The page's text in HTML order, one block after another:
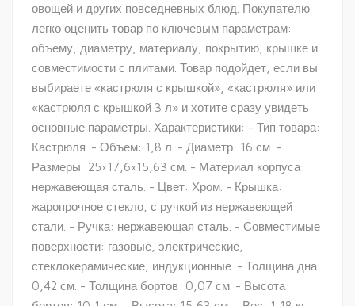
овощей и других повседневных блюд. Покупателю
легко оценить товар по ключевым параметрам:
объему, диаметру, материалу, покрытию, крышке и
совместимости с плитами. Товар подойдет, если вы
выбираете «кастрюля с крышкой», «кастрюля» или
«кастрюля с крышкой 3 л» и хотите сразу увидеть
основные параметры. Характеристики: - Тип товара:
Кастрюля. - Объем: 1,8 л. - Диаметр: 16 см. -
Размеры: 25×17,6×15,63 см. - Материал корпуса:
нержавеющая сталь. - Цвет: Хром. - Крышка:
жаропрочное стекло, с ручкой из нержавеющей
стали. - Ручка: нержавеющая сталь. - Совместимые
поверхности: газовые, электрические,
стеклокерамические, индукционные. - Толщина дна:
0,42 см. - Толщина бортов: 0,07 см. - Высота